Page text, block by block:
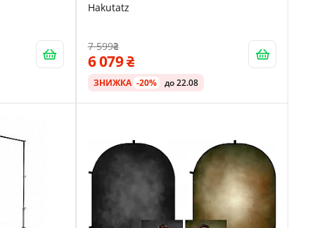
Hakutatz
7 599
6 079
ЗНИЖКА -20% до 22.08